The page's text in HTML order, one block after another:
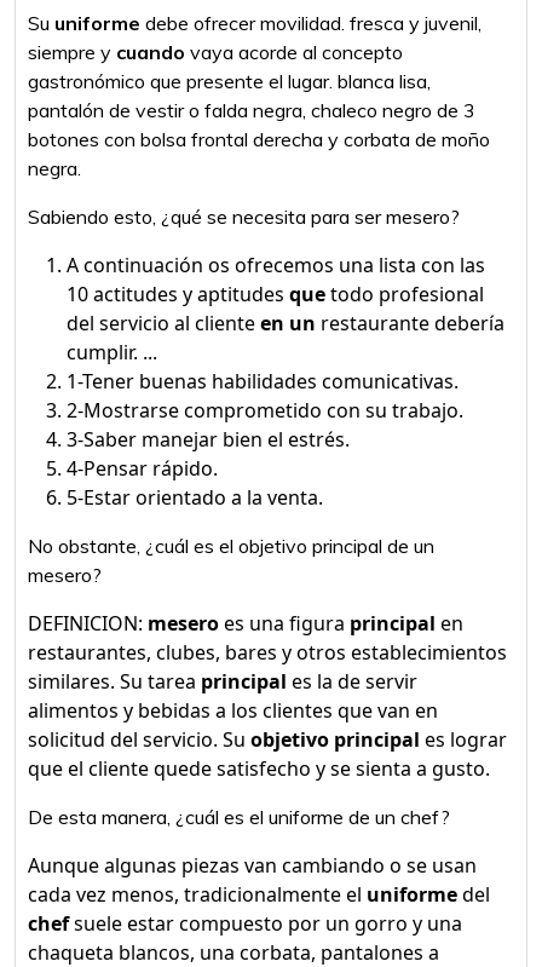
Su uniforme debe ofrecer movilidad. fresca y juvenil,
siempre y cuando vaya acorde al concepto
gastronómico que presente el lugar. blanca lisa,
pantalón de vestir o falda negra, chaleco negro de 3
botones con bolsa frontal derecha y corbata de moño
negra.
Sabiendo esto, ¿qué se necesita para ser mesero?
A continuación os ofrecemos una lista con las
10 actitudes y aptitudes quetodo profesional
del servicio al clienteen un restaurante debería
cumplir. ...
1-Tener buenas habilidades comunicativas.
2-Mostrarse comprometido con su trabajo.
3-Saber manejar bien el estrés.
4-Pensar rápido.
5-Estar orientado a la venta.
No obstante, ¿cuál es el objetivo principal de un
mesero?
DEFINICION: meseroes una figura principal en
restaurantes, clubes, bares y otros establecimientos
similares. Su tarea principal es la de servir
alimentos y bebidas a los clientes que van en
solicitud del servicio. Su objetivo principal es lograr
que el cliente quede satisfecho y se sienta a gusto.
De esta manera, ¿cuál es el uniforme de un chef?
Aunque algunas piezas van cambiando o se usan
cada vez menos, tradicionalmente el uniformedel
chefsuele estar compuesto por un gorro y una
chaqueta blancos, una corbata, pantalones a